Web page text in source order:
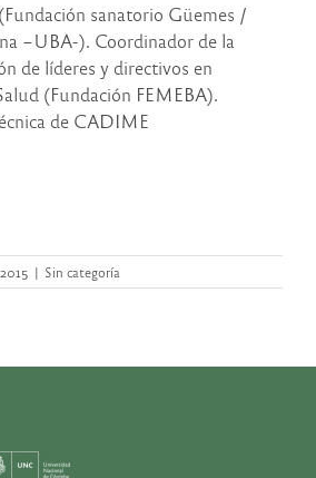
sanatorio Güemes /
–UBA-). Coordinador de la
de líderes y directivos en
(Fundación FEMEBA).
de CADIME
| Sin categoría